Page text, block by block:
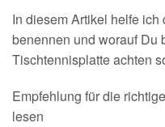
In diesem Artikel helfe
benennen und worauf Du
Tischtennisplatte achten
Empfehlung für die
lesen